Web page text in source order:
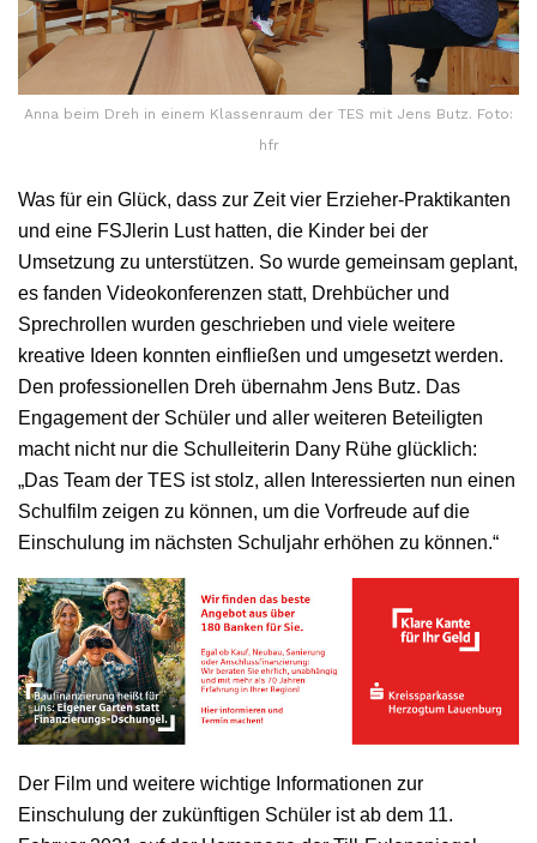
Anna beim Dreh in einem Klassenraum der TES mit Jens Butz. Foto:
hfr
Was für ein Glück, dass zur Zeit vier Erzieher-Praktikanten
und eine FSJlerin Lust hatten, die Kinder bei der
Umsetzung zu unterstützen. So wurde gemeinsam geplant,
es fanden Videokonferenzen statt, Drehbücher und
Sprechrollen wurden geschrieben und viele weitere
kreative Ideen konnten einfließen und umgesetzt werden.
Den professionellen Dreh übernahm Jens Butz. Das
Engagement der Schüler und aller weiteren Beteiligten
macht nicht nur die Schulleiterin Dany Rühe glücklich:
„Das Team der TES ist stolz, allen Interessierten nun einen
Schulfilm zeigen zu können, um die Vorfreude auf die
Einschulung im nächsten Schuljahr erhöhen zu können.“
Der Film und weitere wichtige Informationen zur
Einschulung der zukünftigen Schüler ist ab dem 11.